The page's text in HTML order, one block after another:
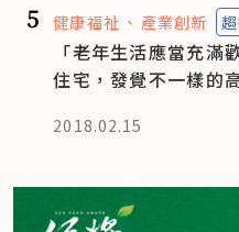
5 健康福祉 產業創新
「老年生活應當充滿
住宅，發覺不一樣的
2018.02.15